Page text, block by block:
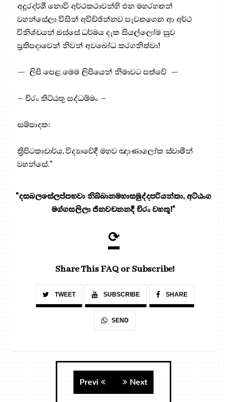
අදූරදර්ශී නොවී අර්ථකථාවන්හි එන මහරහතන්
වහන්සේලා විසින් අවිච්ඡින්නව පැවතගෙන ආ අර්ථ
විනිශ්චයන් ඔස්සේ ධර්මය දැක සියල්ලෝම සුව
ප්‍රතිපදාවෙන් නිවන් අවබෝධ කරගනිත්වා!
— ලිපි පෙළ මෙම ලිපියෙන් නිමාවට පත්වේ —
– චිරං තිට්ඨතු සද්ධම්මං –
සම්පාදක:
ත්‍රිපිටකාචාර්ය, විද්‍යාවේදී මහව ඤාණාලෝක ස්වාමීන්
වහන්සේ."
"දසබලසේලප්පභවා නිබ්බානමහාසමුද්දපරියන්තා, අට්ඨංග
මග්ගසලිලා ජිනවචනනදී චිරං වහතූ!"
⟳
Share This FAQ or Subscribe!
TWEET SUBSCRIBE SHARE
SEND
Next
Previ